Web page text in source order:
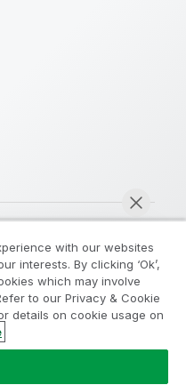
ィ
Policies
AB.無断複写・
with our websites
interests. By clicking ‘Ok’,
which may involve
to our Privacy & Cookie
details on cookie usage on